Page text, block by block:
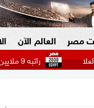
مصر العالم الآن
راتبه 9 ملايين دولار.. بيراميدز يتحرك لضم مهاجم الاتحاد السعودي...